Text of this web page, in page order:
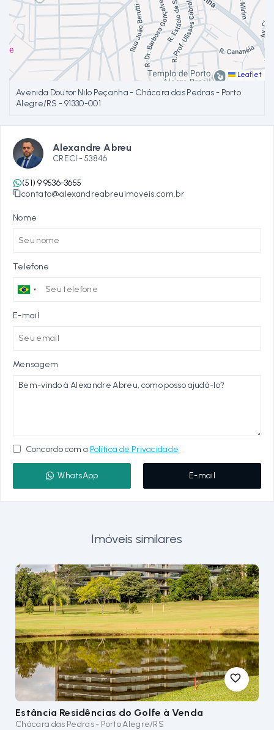
Leaflet
Avenida Doutor Nilo Peçanha - Chácara das Pedras - Porto
Alegre/RS - 91330-001
Alexandre Abreu
CRECI -53846
(51) 9 9536-3655
contato@alexandreabreuimoveis.com.br
Nome
Telefone
E-mail
Mensagem
Concordo com a Política de Privacidade
WhatsApp E-mail
Imóveis similares
Estância Residências do Golfe à Venda
Chácara das Pedras - Porto Alegre/RS